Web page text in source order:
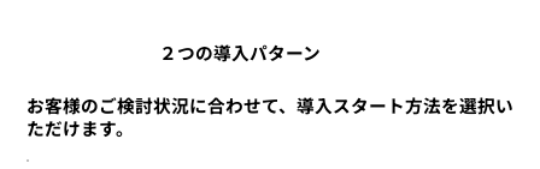
２つの導入パターン
お客様のご検討状況に合わせて、導入スタート方法を選択い
ただけます。